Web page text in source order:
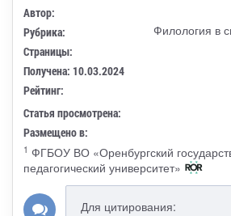
Автор:
Рубрика: Филология в
Страницы:
Получена: 10.03.2024
Рейтинг:
Статья просмотрена:
Размещено в:
1 ФГБОУ ВО «Оренбургский
педагогический университет»
Для цитирования: